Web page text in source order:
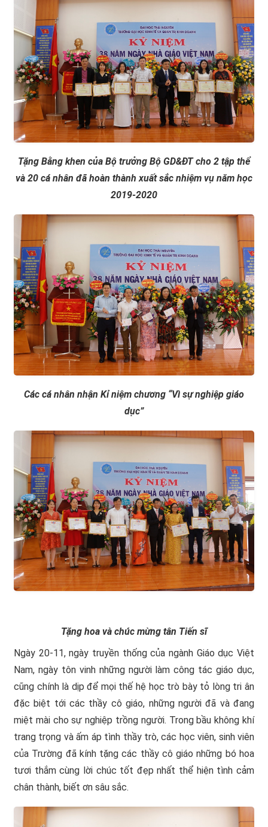
Tặng Bằng khen của Bộ trưởng Bộ GD&ĐT cho 2 tập thể
và 20 cá nhân đã hoàn thành xuất sắc nhiệm vụ năm học
2019-2020
Các cá nhân nhận Kỉ niệm chương “Vì sự nghiệp giáo
dục”
Tặng hoa và chúc mừng tân Tiến sĩ
Ngày 20-11, ngày truyền thống của ngành Giáo dục Việt
Nam, ngày tôn vinh những người làm công tác giáo dục,
cũng chính là dịp để mọi thế hệ học trò bày tỏ lòng tri ân
đặc biệt tới các thầy cô giáo, những người đã và đang
miệt mài cho sự nghiệp trồng người. Trong bầu không khí
trang trọng và ấm áp tình thầy trò, các học viên, sinh viên
của Trường đã kính tặng các thầy cô giáo những bó hoa
tươi thắm cùng lời chúc tốt đẹp nhất thể hiện tình cảm
chân thành, biết ơn sâu sắc.